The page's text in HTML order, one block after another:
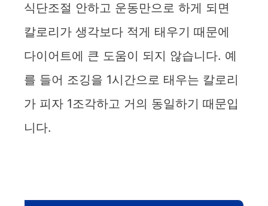
식단조절 안하고 운동만으로 하게 되면
칼로리가 생각보다 적게 태우기 때문에
다이어트에 큰 도움이 되지 않습니다. 예
를 들어 조깅을 1시간으로 태우는 칼로리
가 피자 1조각하고 거의 동일하기 때문입
니다.